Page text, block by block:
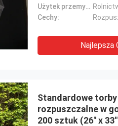
Użytek przemysłowy:
Cechy:
Najlepsza
Standardowe
rozpuszczalne w
200 sztuk (26" x